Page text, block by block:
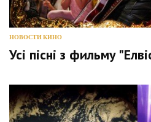
НОВОСТИ КИНО
Усі пісні з фильму